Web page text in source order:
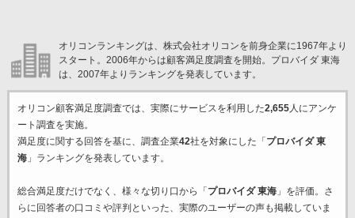
オリコンランキングは、株式会社オリコンを前身企業に1967年より
スタート。2006年からは顧客満足度調査を開始。プロバイダ 東海
は、2007年よりランキングを発表しています。
オリコン顧客満足度調査では、実際にサービスを利用した2,655人にアンケ
ート調査を実施。
満足度に関する回答を基に、調査企業42社を対象にした「 プロバイダ 東
海」ランキングを発表しています。
総合満足度だけでなく、様々な切り口から「 プロバイダ 東海」を評価。さ
らに回答者の口コミや評判といった、実際のユーザーの声も掲載していま